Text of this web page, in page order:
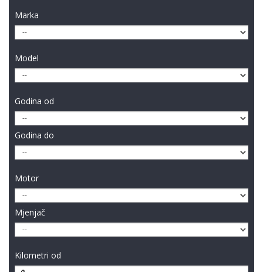
Marka
Model
Godina od
Godina do
Motor
Mjenjač
Kilometri od